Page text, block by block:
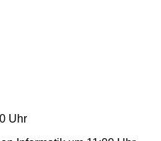
Uhr